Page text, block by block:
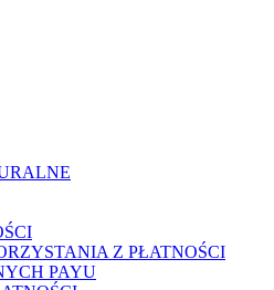
Z PŁATNOŚCI
PAYU